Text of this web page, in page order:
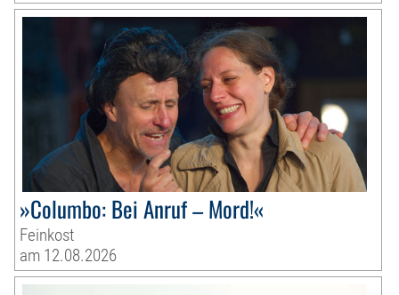
»Columbo: Bei Anruf – Mord!«
Feinkost
am 12.08.2026